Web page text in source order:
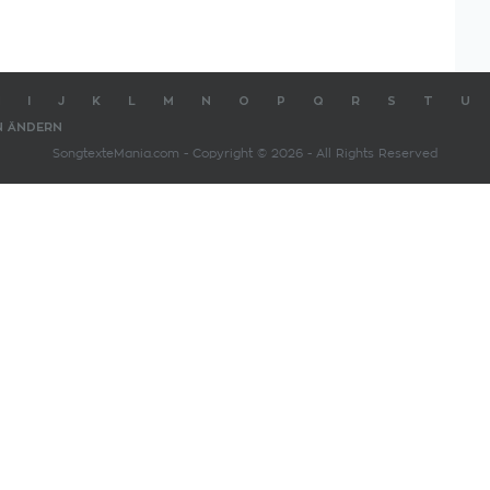
J K M N O P Q R S T U
ÄNDERN
SongtexteMania.com - Copyright © 2026 - All Rights Reserved